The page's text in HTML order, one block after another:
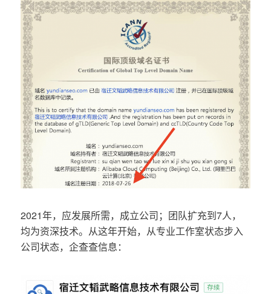
2021年，应发展所需，成立公司；团队扩充到7人，
均为资深技术。从这年开始，从专业工作室状态步入
公司状态，企查查信息：